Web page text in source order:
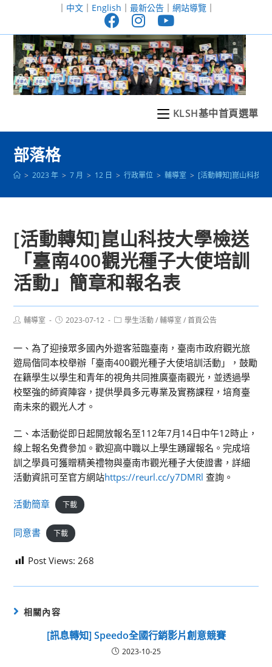
至
｜ 中文｜ English ｜ 最新公告｜ 網站導覽｜
KLSH基中首頁選單
部落格
> 2023 年 > 7 月 > 12 日 > 行政單位 > 輔導室 > [活動轉知]崑山科技大
[活動轉知]崑山科技大學檢送
「臺南400觀光種子大使培訓
活動」簡章和報名表
Post輔導室
Post2023-07-12
Post學生活動 / 輔導室 / 首頁公告
一、為了迎接眾多國內外遊客蒞臨臺南，臺南市政府觀光旅
遊局偕同本校舉辦「臺南400觀光種子大使培訓活動」，鼓勵
在籍學生以學生和青年的視角共同推廣臺南觀光，並透過學
校堅強的師資陣容，提供學員多元專業及實務課程，培育臺
南未來的觀光人才。
二、本活動從即日起開放報名至112年7月14日中午12時止，
線上報名免費參加。歡迎高中職以上學生踴躍報名。完成培
訓之學員可獲贈精美禮物與臺南市觀光種子大使證書，詳細
活動資訊可至官方網站https://reurl.cc/y7DMRl 查詢。
活動簡章 下載
同意書 下載
Post Views: 268
相關內容
[訊息轉知] Speedo全國行銷影片創意競賽
2023-10-25